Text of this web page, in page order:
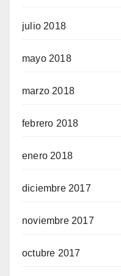
julio 2018
mayo 2018
marzo 2018
febrero 2018
enero 2018
diciembre 2017
noviembre 2017
octubre 2017